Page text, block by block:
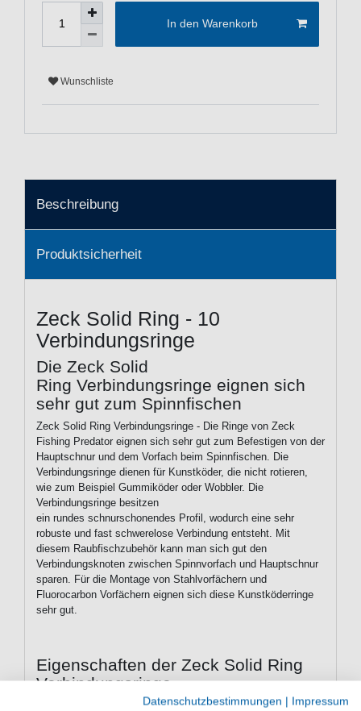
In den Warenkorb
Wunschliste
Beschreibung
Produktsicherheit
Zeck Solid Ring - 10
Verbindungsringe
Die Zeck Solid
Ring Verbindungsringe eignen sich
sehr gut zum Spinnfischen
Zeck Solid Ring Verbindungsringe - Die Ringe von Zeck
Fishing Predator eignen sich sehr gut zum Befestigen von der
Hauptschnur und dem Vorfach beim Spinnfischen. Die
Verbindungsringe dienen für Kunstköder, die nicht rotieren,
wie zum Beispiel Gummiköder oder Wobbler. Die
Verbindungsringe besitzen
ein rundes schnurschonendes Profil, wodurch eine sehr
robuste und fast schwerelose Verbindung entsteht. Mit
diesem Raubfischzubehör kann man sich gut den
Verbindungsknoten zwischen Spinnvorfach und Hauptschnur
sparen. Für die Montage von Stahlvorfächern und
Fluorocarbon Vorfächern eignen sich diese Kunstköderringe
sehr gut.
Eigenschaften der Zeck Solid Ring
Verbindungsringe
Ringe zum Verbinden von Angelschnur & Vorfach beim
Datenschutzbestimmungen | Impressum